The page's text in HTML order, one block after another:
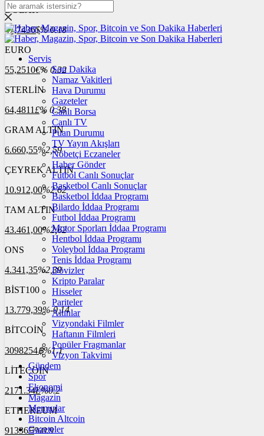
DOLAR
47,7436$% 0.18
EURO
55,2510€% 0.32
STERLİN
64,4811£% 0.38
GRAM ALTIN
6.660,55%2,59
ÇEYREK ALTIN
10.912,00%2,62
TAM ALTIN
43.461,00%2,62
ONS
4.341,35%2,39
BİST100
13.779,39%-0,14
BİTCOİN
3098254฿%1.1
LİTECOİN
2171.34Ł%0.2
ETHEREUM
91336Ξ%0.9
Servis
Son Dakika
Namaz Vakitleri
Hava Durumu
Gazeteler
Canlı Borsa
Canlı TV
Puan Durumu
TV Yayın Akışları
Nöbetçi Eczaneler
Haber Gönder
Futbol Canlı Sonuçlar
Basketbol Canlı Sonuçlar
Basketbol İddaa Programı
Bilardo İddaa Programı
Futbol İddaa Programı
Motor Sporları İddaa Programı
Hentbol İddaa Programı
Voleybol İddaa Programı
Tenis İddaa Programı
Dövizler
Kripto Paralar
Hisseler
Pariteler
Altınlar
Vizyondaki Filmler
Haftanın Filmleri
Popüler Fragmanlar
Vizyon Takvimi
Gündem
Spor
Ekonomi
Magazin
Memurlar
Bitcoin Altcoin
Gazeteler